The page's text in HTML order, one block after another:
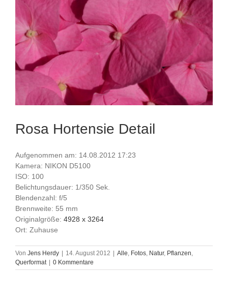
Rosa Hortensie Detail
Aufgenommen am: 14.08.2012 17:23
Kamera: NIKON D5100
ISO: 100
Belichtungsdauer: 1/350 Sek.
Blendenzahl: f/5
Brennweite: 55 mm
Originalgröße: 4928 x 3264
Ort: Zuhause
Von Jens Herdy | 14. August 2012 | Alle Fotos Natur, Pflanzen
Querformat | 0 Kommentare